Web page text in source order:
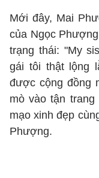
Mới đây, Mai
của Ngọc
trạng thái: "My
gái tôi thật lộng
được cộng đồng
mò vào tận
mạo xinh đẹp
Phượng.